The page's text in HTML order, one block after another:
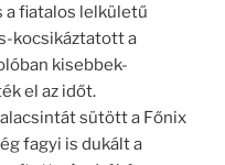
a fiatalos lelkületű
kocsikáztatott a
kisebbek-
el az időt.
sütött a Főnix
fagyi is dukált a